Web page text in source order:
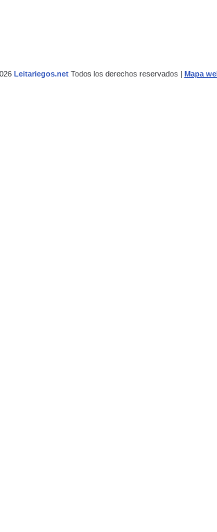
Leitariegos.netTodos los derechos reservados | Mapa